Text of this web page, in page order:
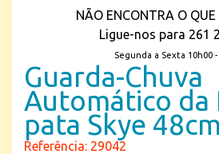
NÃO ENCONTRA O QUE
Ligue-nos para 261
Segunda a Sexta 10h00 -
Guarda-Chuva
Automático da
pata Skye 48cm
Referência: 29042